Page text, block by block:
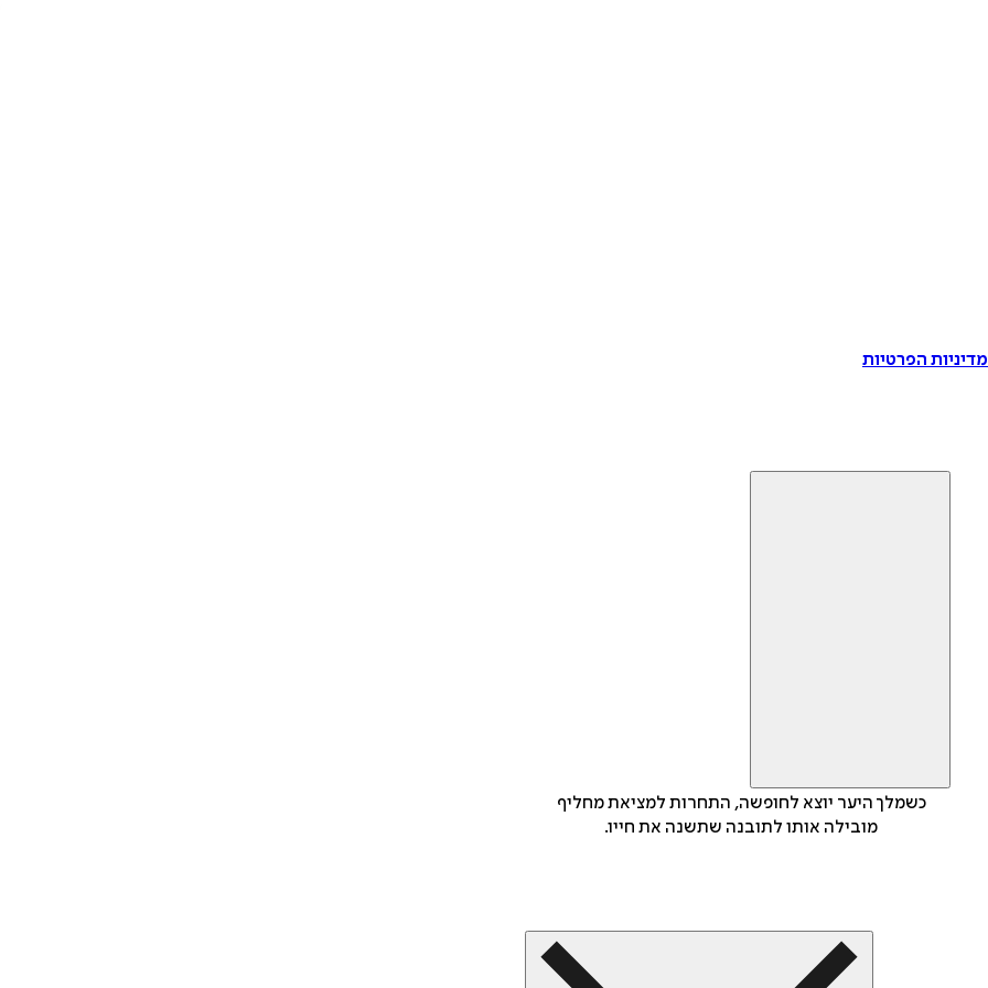
הפרטיות
כשמלך היער יוצא לחופשה, התחרות למציאת מחליף
מובילה אותו לתובנה שתשנה את חייו.